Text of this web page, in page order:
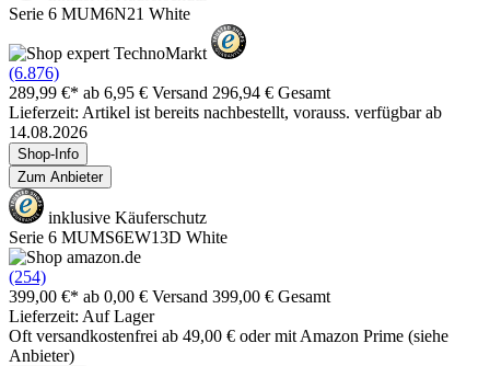
Serie 6 MUM6N21 White
(6.876)
289,99 €* ab 6,95 € Versand 296,94 € Gesamt
Lieferzeit: Artikel ist bereits nachbestellt, vorauss. verfügbar ab
14.08.2026
Shop-Info
Zum Anbieter
inklusive Käuferschutz
Serie 6 MUMS6EW13D White
(254)
399,00 €* ab 0,00 € Versand 399,00 € Gesamt
Lieferzeit: Auf Lager
Oft versandkostenfrei ab 49,00 € oder mit Amazon Prime (siehe
Anbieter)